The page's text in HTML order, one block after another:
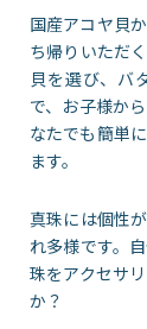
国産アコヤ貝
ち帰りいただ
貝を選び、バ
で、お子様か
なたでも簡単
ます。
真珠には個性
れ多様です。
珠をアクセサ
か？